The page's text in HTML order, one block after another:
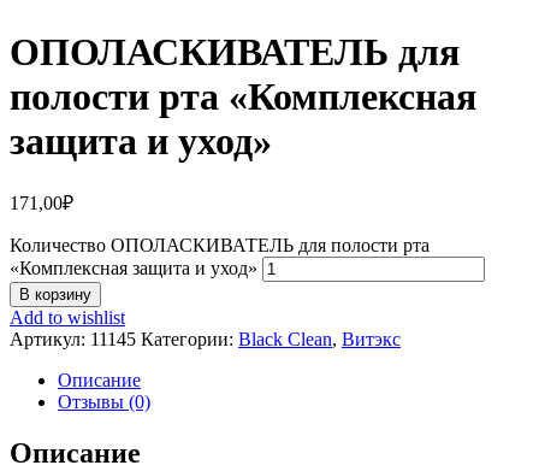
ОПОЛАСКИВАТЕЛЬ для
полости рта «Комплексная
защита и уход»
171,00₽
Количество ОПОЛАСКИВАТЕЛЬ для полости рта
«Комплексная защита и уход»
В корзину
Add to wishlist
Артикул: 11145 Категории: Black Clean, Витэкс
Описание
Отзывы (0)
Описание